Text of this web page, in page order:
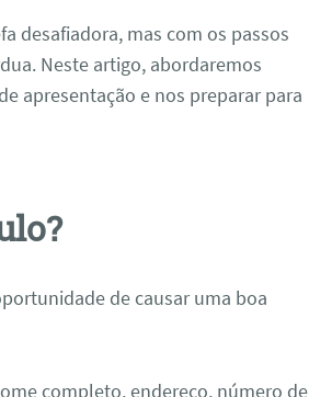
desafiadora, mas com os passos
Neste artigo, abordaremos
apresentação e nos preparar para
de causar uma boa
completo, endereço, número de